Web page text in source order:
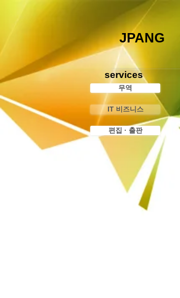
JPANG
services
무역
IT 비즈니스
편집 · 출판